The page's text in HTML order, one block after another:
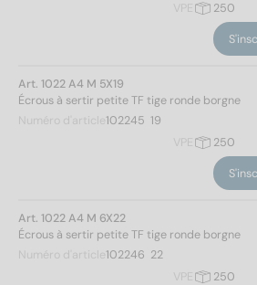
VPE
250
Art. 1022 A4 M 5X19
Écrous à sertir petite TF tige ronde borgne
Numéro d'article 102245  19
VPE
250
Art. 1022 A4 M 6X22
Écrous à sertir petite TF tige ronde borgne
Numéro d'article 102246  22
VPE
250